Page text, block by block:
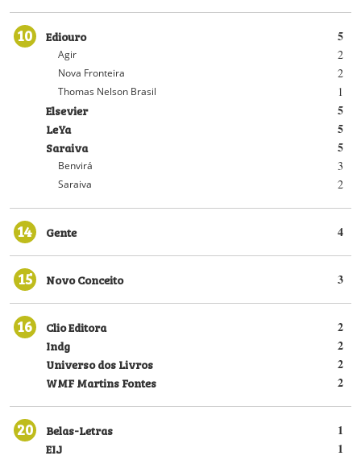
10 5
Ediouro
2
Agir
2
Nova Fronteira
1
Thomas Nelson Brasil
5
Elsevier
5
LeYa
5
Saraiva
3
Benvirá
2
Saraiva
14 4
Gente
15 3
Novo Conceito
16 2
Clio Editora
2
Indg
2
Universo dos Livros
2
WMF Martins Fontes
20 1
Belas-Letras
1
EIJ